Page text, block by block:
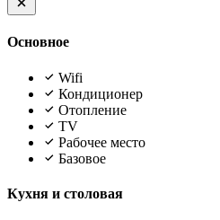
Основное
Wifi
Кондиционер
Отопление
TV
Рабочее место
Базовое
Кухня и столовая